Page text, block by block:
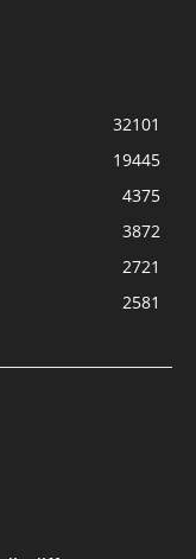
32101
19445
4375
3872
2721
2581